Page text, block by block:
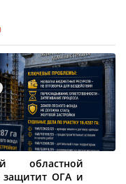
областной
защитит ОГА и